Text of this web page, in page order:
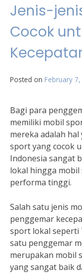
Jenis-
Cocok
Posted on February
Bagi para
memiliki mobil
mereka adalah
sport yang cocok
Indonesia sangat
lokal hingga
performa tinggi.
Salah satu jenis
penggemar
sport lokal seperti
satu penggemar
merupakan mobil
yang sangat baik